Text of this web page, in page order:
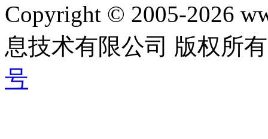
Copyright © 2005-2026
息技术有限公司 版权所
号